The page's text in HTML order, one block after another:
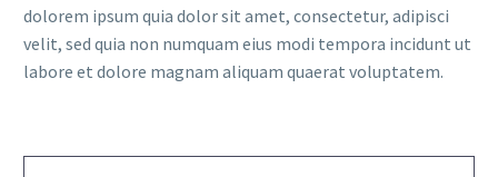
dolorem ipsum quia dolor sit amet, consectetur, adipisci
velit, sed quia non numquam eius modi tempora incidunt ut
labore et dolore magnam aliquam quaerat voluptatem.